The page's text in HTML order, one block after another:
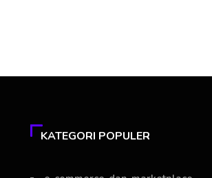
KATEGORI POPULER